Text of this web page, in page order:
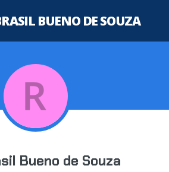
BUENO DE SOUZA
Bueno de Souza